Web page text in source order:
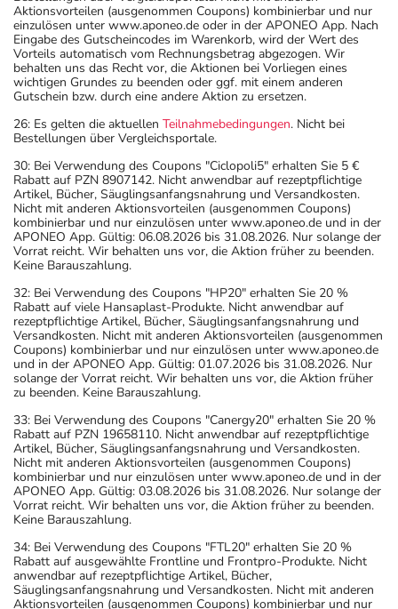
Aktionsvorteilen (ausgenommen Coupons) kombinierbar und nur
einzulösen unter www.aponeo.de oder in der APONEO App. Nach
Eingabe des Gutscheincodes im Warenkorb, wird der Wert des
Vorteils automatisch vom Rechnungsbetrag abgezogen. Wir
behalten uns das Recht vor, die Aktionen bei Vorliegen eines
wichtigen Grundes zu beenden oder ggf. mit einem anderen
Gutschein bzw. durch eine andere Aktion zu ersetzen.
26: Es gelten die aktuellen Teilnahmebedingungen. Nicht bei
Bestellungen über Vergleichsportale.
30: Bei Verwendung des Coupons "Ciclopoli5" erhalten Sie 5 €
Rabatt auf PZN 8907142. Nicht anwendbar auf rezeptpflichtige
Artikel, Bücher, Säuglingsanfangsnahrung und Versandkosten.
Nicht mit anderen Aktionsvorteilen (ausgenommen Coupons)
kombinierbar und nur einzulösen unter www.aponeo.de und in der
APONEO App. Gültig: 06.08.2026 bis 31.08.2026. Nur solange der
Vorrat reicht. Wir behalten uns vor, die Aktion früher zu beenden.
Keine Barauszahlung.
32: Bei Verwendung des Coupons "HP20" erhalten Sie 20 %
Rabatt auf viele Hansaplast-Produkte. Nicht anwendbar auf
rezeptpflichtige Artikel, Bücher, Säuglingsanfangsnahrung und
Versandkosten. Nicht mit anderen Aktionsvorteilen (ausgenommen
Coupons) kombinierbar und nur einzulösen unter www.aponeo.de
und in der APONEO App. Gültig: 01.07.2026 bis 31.08.2026. Nur
solange der Vorrat reicht. Wir behalten uns vor, die Aktion früher
zu beenden. Keine Barauszahlung.
33: Bei Verwendung des Coupons "Canergy20" erhalten Sie 20 %
Rabatt auf PZN 19658110. Nicht anwendbar auf rezeptpflichtige
Artikel, Bücher, Säuglingsanfangsnahrung und Versandkosten.
Nicht mit anderen Aktionsvorteilen (ausgenommen Coupons)
kombinierbar und nur einzulösen unter www.aponeo.de und in der
APONEO App. Gültig: 03.08.2026 bis 31.08.2026. Nur solange der
Vorrat reicht. Wir behalten uns vor, die Aktion früher zu beenden.
Keine Barauszahlung.
34: Bei Verwendung des Coupons "FTL20" erhalten Sie 20 %
Rabatt auf ausgewählte Frontline und Frontpro-Produkte. Nicht
anwendbar auf rezeptpflichtige Artikel, Bücher,
Säuglingsanfangsnahrung und Versandkosten. Nicht mit anderen
Aktionsvorteilen (ausgenommen Coupons) kombinierbar und nur